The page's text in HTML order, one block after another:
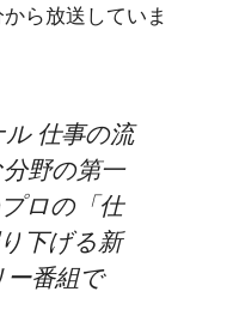
ら放送していま
ル 仕事の流
野の第一
ロの「仕
下げる新
番組で